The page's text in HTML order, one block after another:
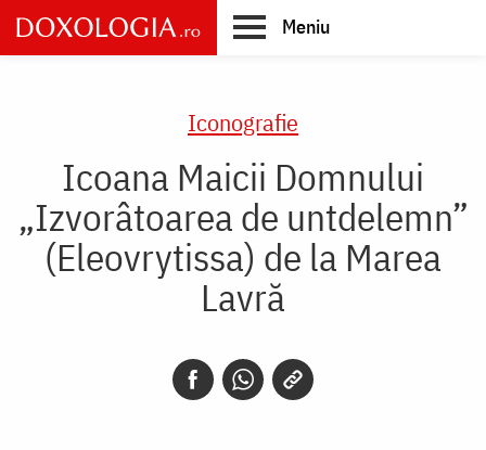
Skip
to
main
Meniu
Iconografie
Icoana Maicii Domnului
„Izvorâtoarea de untdelemn”
(Eleovrytissa) de la Marea
Lavră